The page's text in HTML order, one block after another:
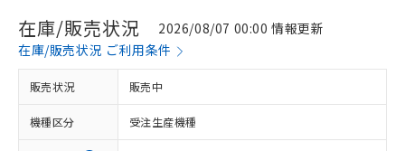
在庫/販売状況
2026/08/07 00:00 情報更新
在庫/販売状況 ご利用条件
販売状況 販売中
機種区分 受注生産機種